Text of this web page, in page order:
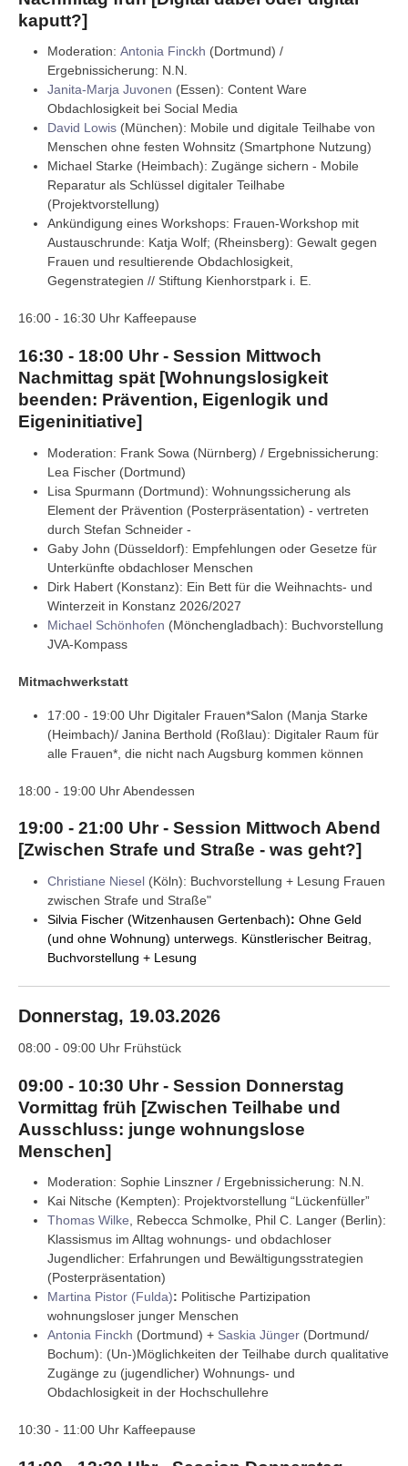
kaputt?]
Moderation: Antonia Finckh (Dortmund) /
Ergebnissicherung: N.N.
Janita-Marja Juvonen (Essen): Content Ware
Obdachlosigkeit bei Social Media
David Lowis (München): Mobile und digitale Teilhabe von
Menschen ohne festen Wohnsitz (Smartphone Nutzung)
Michael Starke (Heimbach): Zugänge sichern - Mobile
Reparatur als Schlüssel digitaler Teilhabe
(Projektvorstellung)
Ankündigung eines Workshops: Frauen-Workshop mit
Austauschrunde: Katja Wolf; (Rheinsberg): Gewalt gegen
Frauen und resultierende Obdachlosigkeit,
Gegenstrategien // Stiftung Kienhorstpark i. E.
16:00 - 16:30 Uhr Kaffeepause
16:30 - 18:00 Uhr - Session Mittwoch
Nachmittag spät [Wohnungslosigkeit
beenden: Prävention, Eigenlogik und
Eigeninitiative]
Moderation: Frank Sowa (Nürnberg) / Ergebnissicherung:
Lea Fischer (Dortmund)
Lisa Spurmann (Dortmund): Wohnungssicherung als
Element der Prävention (Posterpräsentation) - vertreten
durch Stefan Schneider -
Gaby John (Düsseldorf): Empfehlungen oder Gesetze für
Unterkünfte obdachloser Menschen
Dirk Habert (Konstanz): Ein Bett für die Weihnachts- und
Winterzeit in Konstanz 2026/2027
Michael Schönhofen (Mönchengladbach): Buchvorstellung
JVA-Kompass
Mitmachwerkstatt
17:00 - 19:00 Uhr Digitaler Frauen*Salon (Manja Starke
(Heimbach)/ Janina Berthold (Roßlau): Digitaler Raum für
alle Frauen*, die nicht nach Augsburg kommen können
18:00 - 19:00 Uhr Abendessen
19:00 - 21:00 Uhr - Session Mittwoch Abend
[Zwischen Strafe und Straße - was geht?]
Christiane Niesel (Köln): Buchvorstellung + Lesung Frauen
zwischen Strafe und Straße"
Silvia Fischer (Witzenhausen Gertenbach): Ohne Geld
(und ohne Wohnung) unterwegs. Künstlerischer Beitrag,
Buchvorstellung + Lesung
Donnerstag, 19.03.2026
08:00 - 09:00 Uhr Frühstück
09:00 - 10:30 Uhr - Session Donnerstag
Vormittag früh [Zwischen Teilhabe und
Ausschluss: junge wohnungslose
Menschen]
Moderation: Sophie Linszner / Ergebnissicherung: N.N.
Kai Nitsche (Kempten): Projektvorstellung “Lückenfüller”
Thomas Wilke , Rebecca Schmolke, Phil C. Langer (Berlin):
Klassismus im Alltag wohnungs- und obdachloser
Jugendlicher: Erfahrungen und Bewältigungsstrategien
(Posterpräsentation)
Martina Pistor (Fulda): Politische Partizipation
wohnungsloser junger Menschen
Antonia Finckh (Dortmund) + Saskia Jünger (Dortmund/
Bochum): (Un-)Möglichkeiten der Teilhabe durch qualitative
Zugänge zu (jugendlicher) Wohnungs- und
Obdachlosigkeit in der Hochschullehre
10:30 - 11:00 Uhr Kaffeepause